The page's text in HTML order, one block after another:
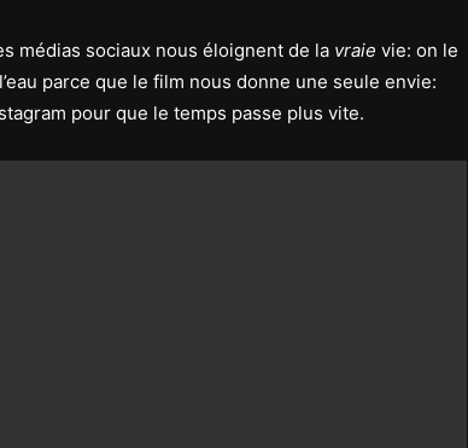
médias sociaux nous éloignent de la vraie vie: on le
parce que le film nous donne une seule envie:
pour que le temps passe plus vite.